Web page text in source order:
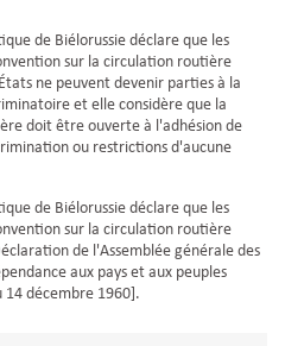
de Biélorussie déclare que les
sur la circulation routière
ne peuvent devenir parties à la
et elle considère que la
doit être ouverte à l'adhésion de
ou restrictions d'aucune
de Biélorussie déclare que les
sur la circulation routière
de l'Assemblée générale des
aux pays et aux peuples
14 décembre 1960].